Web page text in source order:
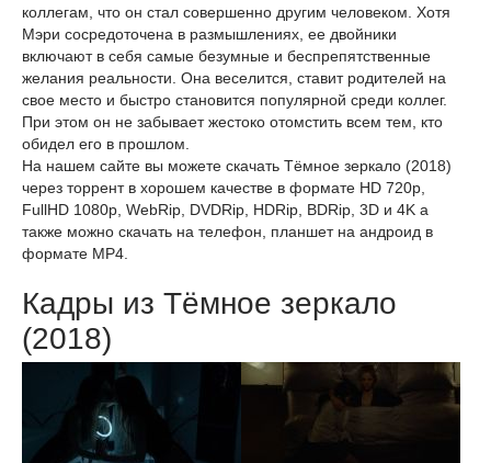
коллегам, что он стал совершенно другим человеком. Хотя
Мэри сосредоточена в размышлениях, ее двойники
включают в себя самые безумные и беспрепятственные
желания реальности. Она веселится, ставит родителей на
свое место и быстро становится популярной среди коллег.
При этом он не забывает жестоко отомстить всем тем, кто
обидел его в прошлом.
На нашем сайте вы можете скачать Тёмное зеркало (2018)
через торрент в хорошем качестве в формате HD 720p,
FullHD 1080p, WebRip, DVDRip, HDRip, BDRip, 3D и 4K а
также можно скачать на телефон, планшет на андроид в
формате MP4.
Кадры из Тёмное зеркало
(2018)